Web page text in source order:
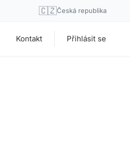
🇨🇿Česká republika
Kontakt Přihlásit se